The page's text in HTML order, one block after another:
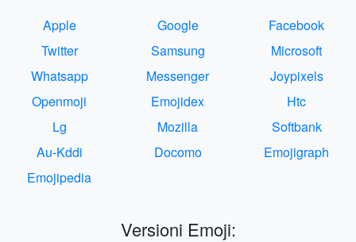
Apple Google
Facebook
Twitter
Samsung
Microsoft
Whatsapp
Messenger
Joypixels
Openmoji
Emojidex
Htc
Lg
Mozilla
Softbank
Au-Kddi
Docomo
Emojigraph
Emojipedia
Versioni Emoji: